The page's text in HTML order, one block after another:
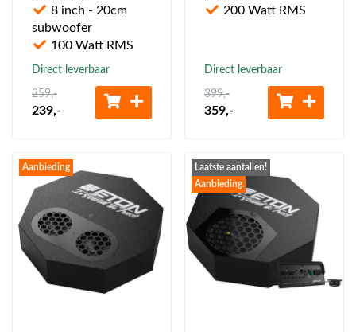
8 inch - 20cm
subwoofer
100 Watt RMS
Direct leverbaar
259,-
239,-
200 Watt RMS
Direct leverbaar
399,-
359,-
Aanbieding
Laatste aantallen!
Aanbieding